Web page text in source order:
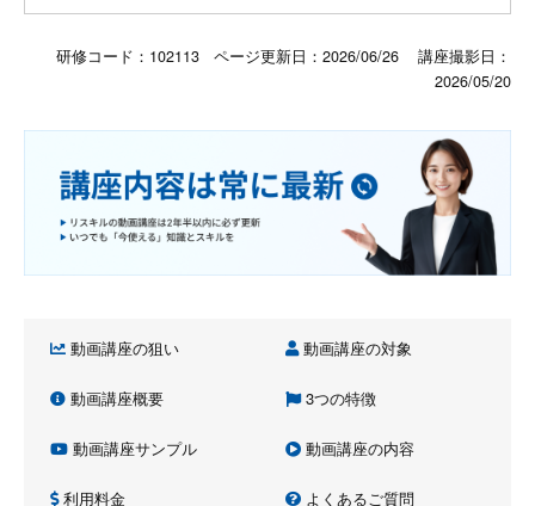
研修コード：102113 ページ更新日： 2026/06/26
講座撮影日：
2026/05/20
動画講座の狙い 動画講座の対象
動画講座概要 3つの特徴
動画講座サンプル 動画講座の内容
利用料金 よくあるご質問